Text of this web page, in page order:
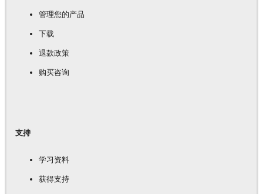
管理您的产品
下载
退款政策
购买咨询
支持
学习资料
获得支持